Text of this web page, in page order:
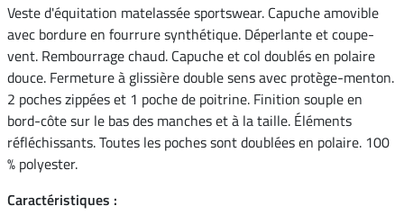
Veste d'équitation matelassée sportswear. Capuche amovible
avec bordure en fourrure synthétique. Déperlante et coupe-
vent. Rembourrage chaud. Capuche et col doublés en polaire
douce. Fermeture à glissière double sens avec protège-menton.
2 poches zippées et 1 poche de poitrine. Finition souple en
bord-côte sur le bas des manches et à la taille. Éléments
réfléchissants. Toutes les poches sont doublées en polaire. 100
% polyester.
Caractéristiques :